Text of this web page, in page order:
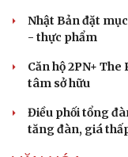
Nhật Bản đặt
- thực phẩm
Căn hộ 2PN+
tâm sở hữu
Điều phối tổng
tăng đàn, giá